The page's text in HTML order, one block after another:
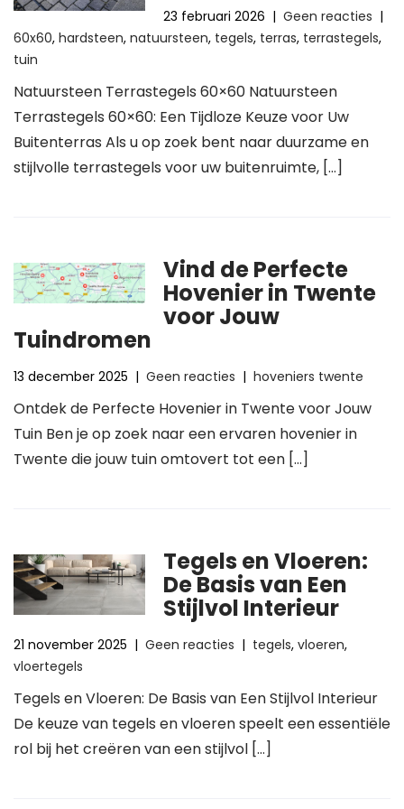
23 februari 2026 |Geen reacties |
60x60, hardsteen, natuursteen, tegels, terras, terrastegels,
tuin
Natuursteen Terrastegels 60×60 Natuursteen
Terrastegels 60×60: Een Tijdloze Keuze voor Uw
Buitenterras Als u op zoek bent naar duurzame en
stijlvolle terrastegels voor uw buitenruimte, […]
Vind de Perfecte
Hovenier in Twente
voor Jouw
Tuindromen
13 december 2025 | Geen reacties | hoveniers twente
Ontdek de Perfecte Hovenier in Twente voor Jouw
Tuin Ben je op zoek naar een ervaren hovenier in
Twente die jouw tuin omtovert tot een […]
Tegels en Vloeren:
De Basis van Een
Stijlvol Interieur
21 november 2025 | Geen reacties | tegels, vloeren,
vloertegels
Tegels en Vloeren: De Basis van Een Stijlvol Interieur
De keuze van tegels en vloeren speelt een essentiële
rol bij het creëren van een stijlvol […]